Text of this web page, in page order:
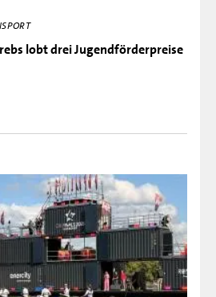
lobt drei Jugendförderpreise